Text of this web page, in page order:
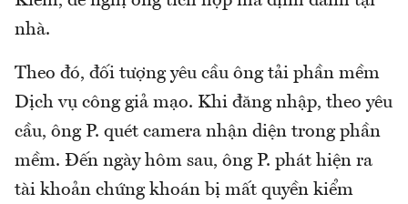
nhà.
Theo đó, đối tượng yêu cầu ông tải phần mềm
Dịch vụ công giả mạo. Khi đăng nhập, theo yêu
cầu, ông P. quét camera nhận diện trong phần
mềm. Đến ngày hôm sau, ông P. phát hiện ra
tài khoản chứng khoán bị mất quyền kiểm